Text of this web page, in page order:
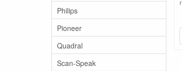
Philips
Pioneer
Quadral
Scan-Speak